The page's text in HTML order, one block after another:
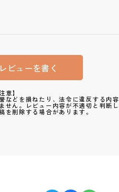
レビューを書く
意】
などを損ねたり、法令に違反する内容
せん。レビュー内容が不適切と判断し
を削除する場合があります。